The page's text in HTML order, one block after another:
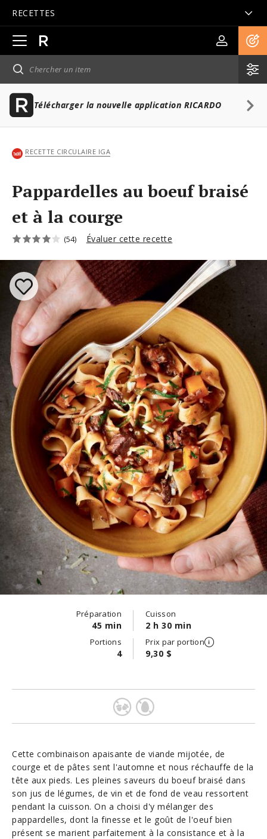
RECETTES
Ouvrir
la
navigation
principale
Télécharger la nouvelle application RICARDO
RECETTE CIRCULAIRE IGA
Pappardelles au boeuf braisé
et à la courge
(54) Évaluer cette recette
Préparation
45 min
Cuisson
2 h 30 min
Portions
4
Prix par portion
9,30 $
Cette combinaison apaisante de viande mijotée, de
courge et de pâtes sent l'automne et nous réchauffe de la
tête aux pieds. Les pleines saveurs du boeuf braisé dans
son jus de légumes, de vin et de fond de veau ressortent
pendant la cuisson. On a choisi d'y mélanger des
pappardelles, dont la finesse et le goût de l'oeuf bien
présent se marient parfaitement à la consistance et à la